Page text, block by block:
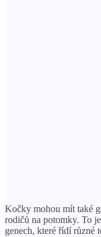
Kočky mohou mít také
rodičů na potomky. To
genech, které řídí různé